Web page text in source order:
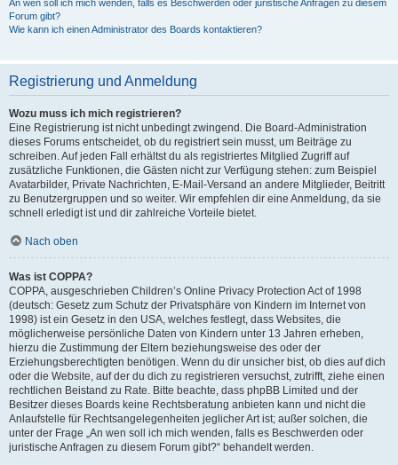
An wen soll ich mich wenden, falls es Beschwerden oder juristische Anfragen zu diesem
Forum gibt?
Wie kann ich einen Administrator des Boards kontaktieren?
Registrierung und Anmeldung
Wozu muss ich mich registrieren?
Eine Registrierung ist nicht unbedingt zwingend. Die Board-Administration
dieses Forums entscheidet, ob du registriert sein musst, um Beiträge zu
schreiben. Auf jeden Fall erhältst du als registriertes Mitglied Zugriff auf
zusätzliche Funktionen, die Gästen nicht zur Verfügung stehen: zum Beispiel
Avatarbilder, Private Nachrichten, E-Mail-Versand an andere Mitglieder, Beitritt
zu Benutzergruppen und so weiter. Wir empfehlen dir eine Anmeldung, da sie
schnell erledigt ist und dir zahlreiche Vorteile bietet.
Nach oben
Was ist COPPA?
COPPA, ausgeschrieben Children’s Online Privacy Protection Act of 1998
(deutsch: Gesetz zum Schutz der Privatsphäre von Kindern im Internet von
1998) ist ein Gesetz in den USA, welches festlegt, dass Websites, die
möglicherweise persönliche Daten von Kindern unter 13 Jahren erheben,
hierzu die Zustimmung der Eltern beziehungsweise des oder der
Erziehungsberechtigten benötigen. Wenn du dir unsicher bist, ob dies auf dich
oder die Website, auf der du dich zu registrieren versuchst, zutrifft, ziehe einen
rechtlichen Beistand zu Rate. Bitte beachte, dass phpBB Limited und der
Besitzer dieses Boards keine Rechtsberatung anbieten kann und nicht die
Anlaufstelle für Rechtsangelegenheiten jeglicher Art ist; außer solchen, die
unter der Frage „An wen soll ich mich wenden, falls es Beschwerden oder
juristische Anfragen zu diesem Forum gibt?“ behandelt werden.